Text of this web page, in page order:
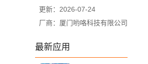
更新：2026-07-24
厂商：厦门哟咯科技有限公司
最新应用